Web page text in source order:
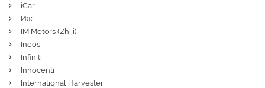
iCar
Иж
IM Motors (Zhiji)
Ineos
Infiniti
Innocenti
International Harvester